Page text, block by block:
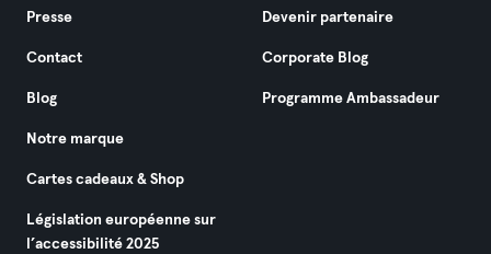
Presse
Contact
Blog
Notre marque
Cartes cadeaux & Shop
Législation européenne sur
l’accessibilité 2025
Devenir partenaire
Corporate Blog
Programme Ambassadeur